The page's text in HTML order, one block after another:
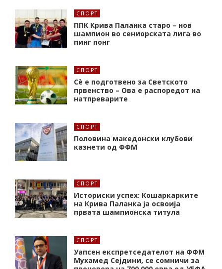
СПОРТ
ППК Крива Паланка старо – нов
шампион во сениорската лига во
пинг понг
СПОРТ
Сè е подготвено за Светското
првенство – Ова е распоредот на
натпреварите
СПОРТ
Половина македонски клубови
казнети од ФФМ
СПОРТ
Историски успех: Кошаркарките
на Крива Паланка ја освоија
првата шампионска титула
СПОРТ
Уапсен експретседателот на ФФМ
Мухамед Сејдини, се сомничи за